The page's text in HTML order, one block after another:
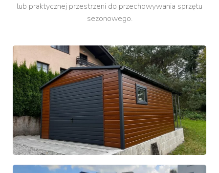
lub praktycznej przestrzeni do przechowywania sprzętu
sezonowego.